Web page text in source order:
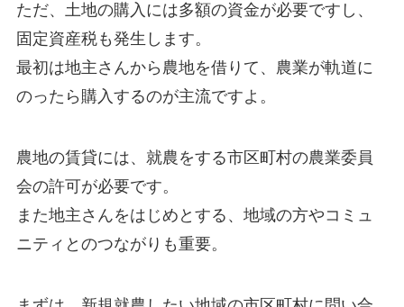
ただ、土地の購入には多額の資金が必要ですし、
固定資産税も発生します。
最初は地主さんから農地を借りて、農業が軌道に
のったら購入するのが主流ですよ。
農地の賃貸には、就農をする市区町村の農業委員
会の許可が必要です。
また地主さんをはじめとする、 地域の方やコミュ
ニティとのつながり も重要。